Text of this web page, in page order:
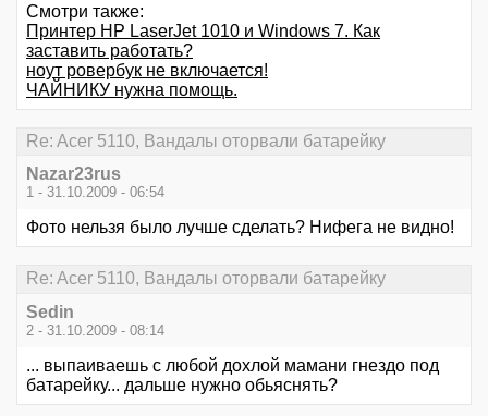
Смотри также:
Принтер HP LaserJet 1010 и Windows 7. Как
заставить работать?
ноут ровербук не включается!
ЧАЙНИКУ нужна помощь.
Re: Acer 5110, Вандалы оторвали батарейку
Nazar23rus
1 - 31.10.2009 - 06:54
Фото нельзя было лучше сделать? Нифега не видно!
Re: Acer 5110, Вандалы оторвали батарейку
Sedin
2 - 31.10.2009 - 08:14
... выпаиваешь с любой дохлой мамани гнездо под
батарейку... дальше нужно обьяснять?